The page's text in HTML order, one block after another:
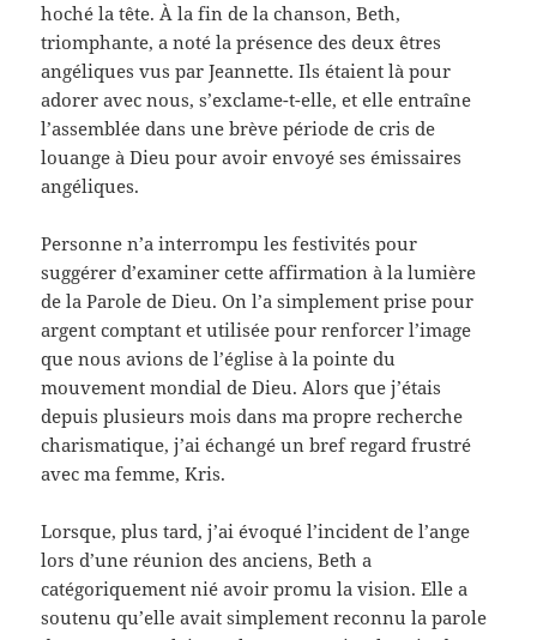
hoché la tête. À la fin de la chanson, Beth,
triomphante, a noté la présence des deux êtres
angéliques vus par Jeannette. Ils étaient là pour
adorer avec nous, s’exclame-t-elle, et elle entraîne
l’assemblée dans une brève période de cris de
louange à Dieu pour avoir envoyé ses émissaires
angéliques.
Personne n’a interrompu les festivités pour
suggérer d’examiner cette affirmation à la lumière
de la Parole de Dieu. On l’a simplement prise pour
argent comptant et utilisée pour renforcer l’image
que nous avions de l’église à la pointe du
mouvement mondial de Dieu. Alors que j’étais
depuis plusieurs mois dans ma propre recherche
charismatique, j’ai échangé un bref regard frustré
avec ma femme, Kris.
Lorsque, plus tard, j’ai évoqué l’incident de l’ange
lors d’une réunion des anciens, Beth a
catégoriquement nié avoir promu la vision. Elle a
soutenu qu’elle avait simplement reconnu la parole